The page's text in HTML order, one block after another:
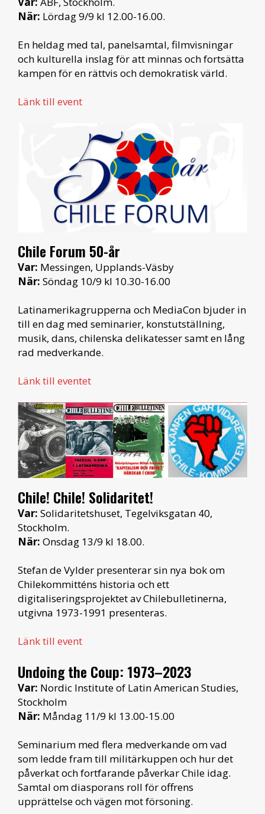
När: Lördag 9/9 kl 12.00-16.00.
En heldag med tal, panelsamtal, filmvisningar
och kulturella inslag för att minnas och fortsätta
kampen för en rättvis och demokratisk värld.
Länk till event
Chile Forum 50-år
Var: Messingen, Upplands-Väsby
När: Söndag 10/9 kl 10.30-16.00
Latinamerikagrupperna och MediaCon bjuder in
till en dag med seminarier, konstutställning,
musik, dans, chilenska delikatesser samt en lång
rad medverkande.
Länk till eventet
Chile! Chile! Solidaritet!
Var: Solidaritetshuset, Tegelviksgatan 40,
Stockholm.
När: Onsdag 13/9 kl 18.00.
Stefan de Vylder presenterar sin nya bok om
Chilekommitténs historia och ett
digitaliseringsprojektet av Chilebulletinerna,
utgivna 1973-1991 presenteras.
Länk till event
Undoing the Coup: 1973–2023
Var: Nordic Institute of Latin American Studies,
Stockholm
När: Måndag 11/9 kl 13.00-15.00
Seminarium med flera medverkande om vad
som ledde fram till militärkuppen och hur det
påverkat och fortfarande påverkar Chile idag.
Samtal om diasporans roll för offrens
upprättelse och vägen mot försoning.